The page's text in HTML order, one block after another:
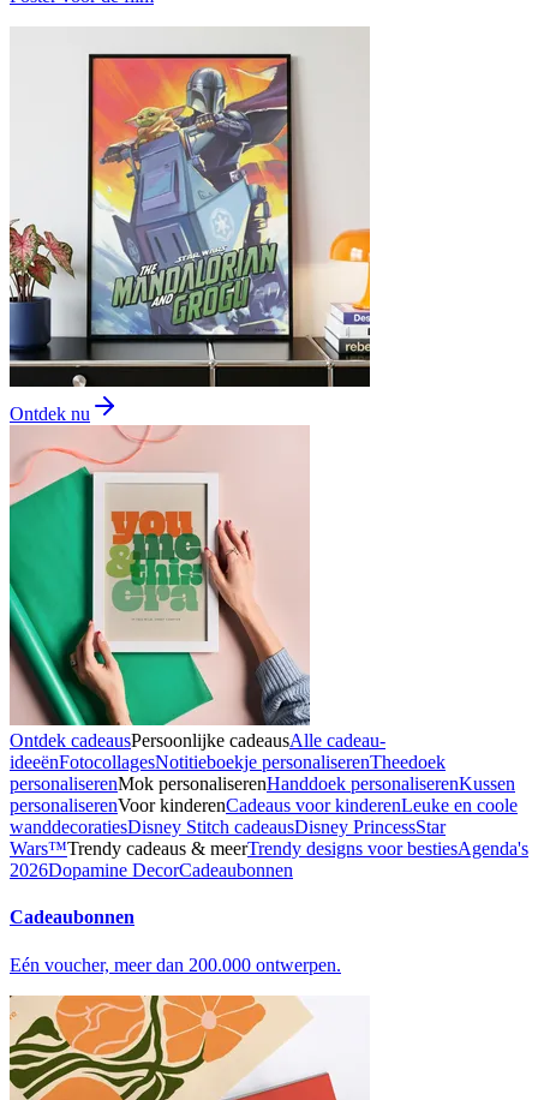
Ontdek nu
Ontdek cadeausPersoonlijke cadeausAlle cadeau-
ideeënFotocollagesNotitieboekje personaliserenTheedoek
personaliserenMok personaliserenHanddoek personaliserenKussen
personaliserenVoor kinderenCadeaus voor kinderenLeuke en coole
wanddecoratiesDisney Stitch cadeausDisney PrincessStar
Wars™Trendy cadeaus & meerTrendy designs voor bestiesAgenda's
2026Dopamine DecorCadeaubonnen
Cadeaubonnen
Eén voucher, meer dan 200.000 ontwerpen.